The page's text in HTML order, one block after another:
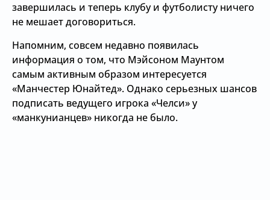
завершилась и теперь клубу и футболисту ничего
не мешает договориться.
Напомним, совсем недавно появилась
информация о том, что Мэйсоном Маунтом
самым активным образом интересуется
«Манчестер Юнайтед». Однако серьезных шансов
подписать ведущего игрока «Челси» у
«манкунианцев» никогда не было.